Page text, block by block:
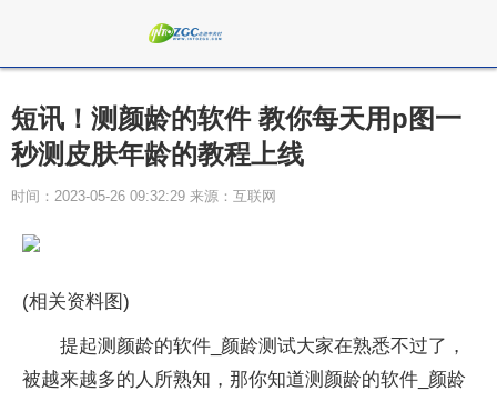
短讯！测颜龄的软件 教你每天用p图一
秒测皮肤年龄的教程上线
时间：2023-05-26 09:32:29 来源：互联网
(相关资料图)
提起测颜龄的软件_颜龄测试大家在熟悉不过了，
被越来越多的人所熟知，那你知道测颜龄的软件_颜龄